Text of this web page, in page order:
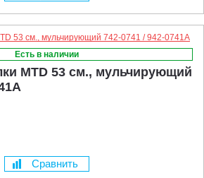
Есть в наличии
MTD 53 см., мульчирующий
Сравнить